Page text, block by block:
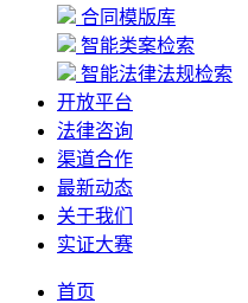
合同模版库
智能类案检索
智能法律法规检索
开放平台
法律咨询
渠道合作
最新动态
关于我们
实证大赛
首页